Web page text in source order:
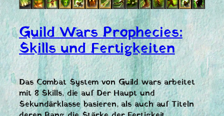
Guild Wars Prophecies:
Skills und Fertigkeiten
Das Combat System von Guild wars arbeitet
mit 8 Skills, die auf Der Haupt und
Sekundärklasse basieren, als auch auf Titeln